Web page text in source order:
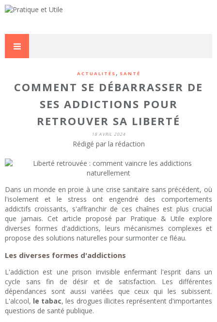
ACTUALITÉS , SANTÉ
COMMENT SE DÉBARRASSER DE
SES ADDICTIONS POUR
RETROUVER SA LIBERTÉ
18 AVRIL 2024
Rédigé par la rédaction
Dans un monde en proie à une crise sanitaire sans précédent, où
l'isolement et le stress ont engendré des comportements
addictifs croissants, s'affranchir de ces chaînes est plus crucial
que jamais. Cet article proposé par Pratique & Utile explore
diverses formes d'addictions, leurs mécanismes complexes et
propose des solutions naturelles pour surmonter ce fléau.
Les diverses formes d'addictions
L'addiction est une prison invisible enfermant l'esprit dans un
cycle sans fin de désir et de satisfaction. Les différentes
dépendances sont aussi variées que ceux qui les subissent.
L'alcool, le tabac, les drogues illicites représentent d'importantes
questions de santé publique.